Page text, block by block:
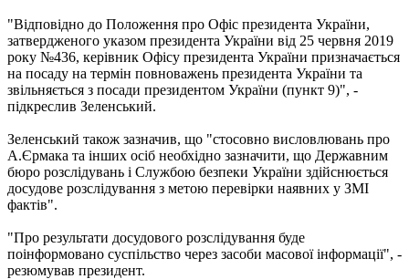
"Відповідно до Положення про Офіс президента України,
затвердженого указом президента України від 25 червня 2019
року №436, керівник Офісу президента України призначається
на посаду на термін повноважень президента України та
звільняється з посади президентом України (пункт 9)", -
підкреслив Зеленський.
Зеленський також зазначив, що "стосовно висловлювань про
А.Єрмака та інших осіб необхідно зазначити, що Державним
бюро розслідувань і Службою безпеки України здійснюється
досудове розслідування з метою перевірки наявних у ЗМІ
фактів".
"Про результати досудового розслідування буде
поінформовано суспільство через засоби масової інформації", -
резюмував президент.